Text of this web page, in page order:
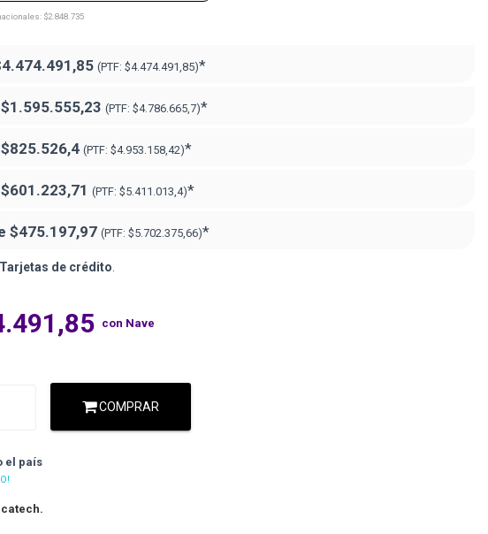
$2.848.735
(PTF: $4.474.491,85)*
$1.595.555,23 (PTF: $4.786.665,7)*
$825.526,4 (PTF: $4.953.158,42)*
$601.223,71 (PTF: $5.411.013,4)*
$475.197,97 (PTF: $5.702.375,66)*
Tarjetas de crédito
con Nave
COMPRAR
el país
.